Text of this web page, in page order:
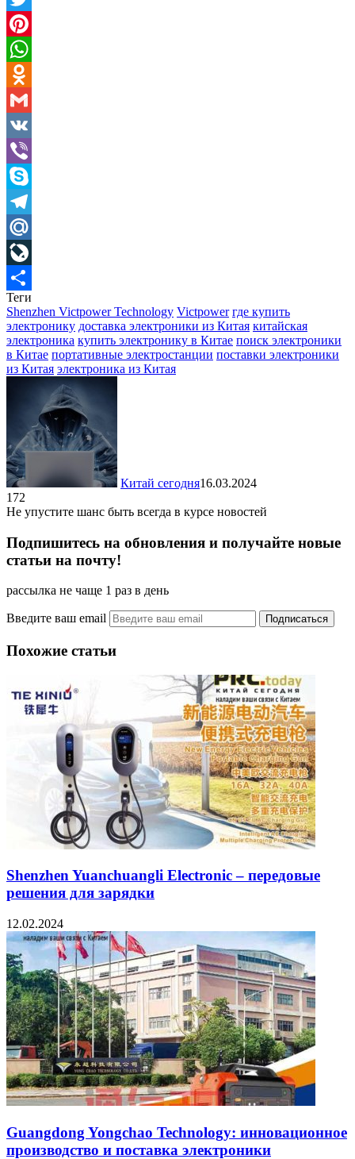
Twitter
Pinterest
WhatsApp
Odnoklassniki
Gmail
VK
Viber
Skype
Telegram
Mail.Ru
LiveJournal
Отправить
Теги
Shenzhen Victpower Technology Victpower где купить
электронику доставка электроники из Китая китайская
электроника купить электронику в Китае поиск электроники
в Китае портативные электростанции поставки электроники
из Китая электроника из Китая
Китай сегодня16.03.2024
172
Не упустите шанс быть всегда в курсе новостей
Подпишитесь на обновления и получайте новые
статьи на почту!
рассылка не чаще 1 раз в день
Введите ваш email
Похожие статьи
Shenzhen Yuanchuangli Electronic – передовые
решения для зарядки
12.02.2024
Guangdong Yongchao Technology: инновационное
производство и поставка электроники